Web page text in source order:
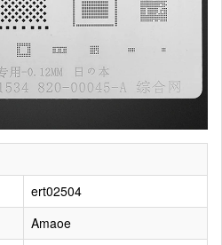
ert02504
Amaoe